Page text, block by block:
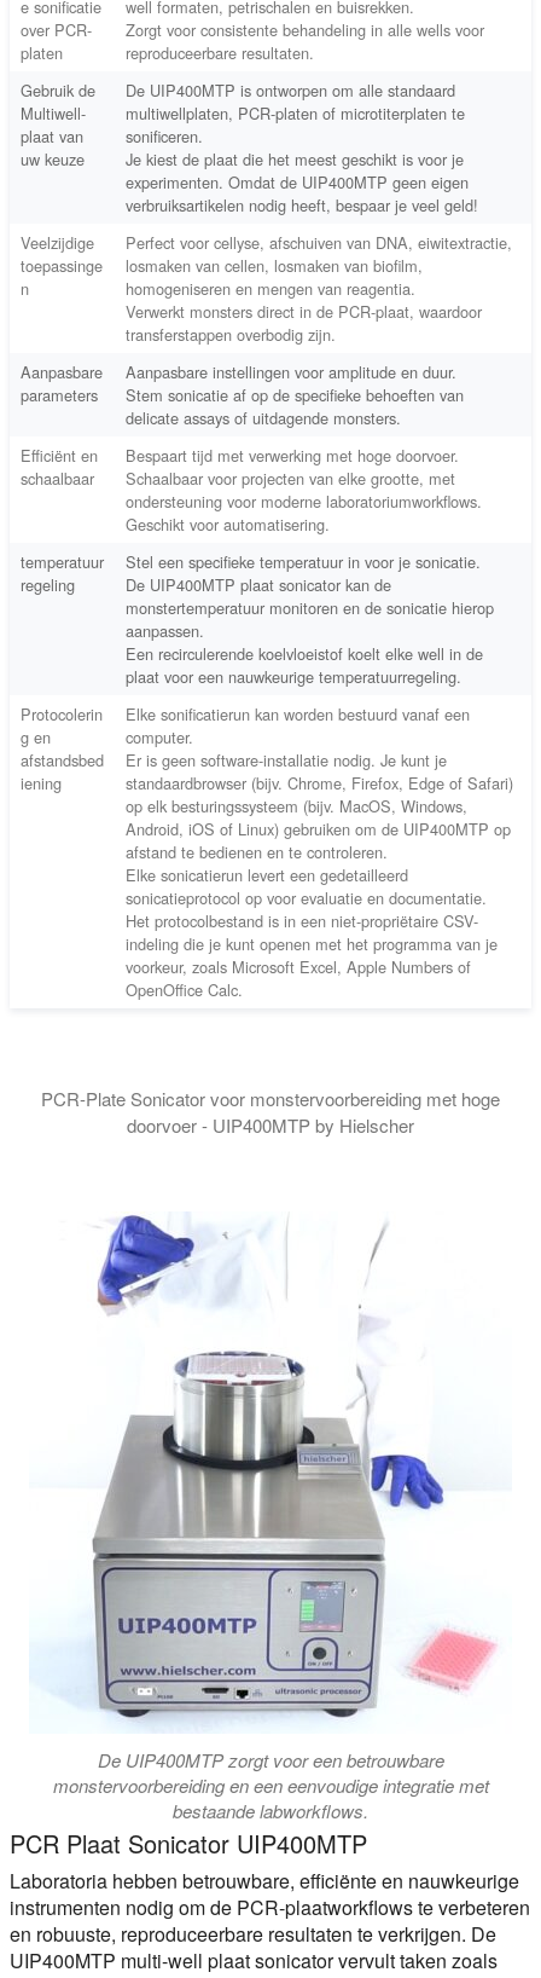
e sonificatie
over PCR-
platen
well formaten, petrischalen en buisrekken.
Zorgt voor consistente behandeling in alle wells voor
reproduceerbare resultaten.
Gebruik de
Multiwell-
plaat van
uw keuze
De UIP400MTP is ontworpen om alle standaard
multiwellplaten, PCR-platen of microtiterplaten te
sonificeren.
Je kiest de plaat die het meest geschikt is voor je
experimenten. Omdat de UIP400MTP geen eigen
verbruiksartikelen nodig heeft, bespaar je veel geld!
Veelzijdige
toepassinge
n
Perfect voor cellyse, afschuiven van DNA, eiwitextractie,
losmaken van cellen, losmaken van biofilm,
homogeniseren en mengen van reagentia.
Verwerkt monsters direct in de PCR-plaat, waardoor
transferstappen overbodig zijn.
Aanpasbare
parameters
Aanpasbare instellingen voor amplitude en duur.
Stem sonicatie af op de specifieke behoeften van
delicate assays of uitdagende monsters.
Efficiënt en
schaalbaar
Bespaart tijd met verwerking met hoge doorvoer.
Schaalbaar voor projecten van elke grootte, met
ondersteuning voor moderne laboratoriumworkflows.
Geschikt voor automatisering.
temperatuur
regeling
Stel een specifieke temperatuur in voor je sonicatie.
De UIP400MTP plaat sonicator kan de
monstertemperatuur monitoren en de sonicatie hierop
aanpassen.
Een recirculerende koelvloeistof koelt elke well in de
plaat voor een nauwkeurige temperatuurregeling.
Protocolerin
g en
afstandsbed
iening
Elke sonificatierun kan worden bestuurd vanaf een
computer.
Er is geen software-installatie nodig. Je kunt je
standaardbrowser (bijv. Chrome, Firefox, Edge of Safari)
op elk besturingssysteem (bijv. MacOS, Windows,
Android, iOS of Linux) gebruiken om de UIP400MTP op
afstand te bedienen en te controleren.
Elke sonicatierun levert een gedetailleerd
sonicatieprotocol op voor evaluatie en documentatie.
Het protocolbestand is in een niet-propriëtaire CSV-
indeling die je kunt openen met het programma van je
voorkeur, zoals Microsoft Excel, Apple Numbers of
OpenOffice Calc.
PCR-Plate Sonicator voor monstervoorbereiding met hoge
doorvoer - UIP400MTP by Hielscher
De UIP400MTP zorgt voor een betrouwbare
monstervoorbereiding en een eenvoudige integratie met
bestaande labworkflows.
PCR Plaat Sonicator UIP400MTP
Laboratoria hebben betrouwbare, efficiënte en nauwkeurige
instrumenten nodig om de PCR-plaatworkflows te verbeteren
en robuuste, reproduceerbare resultaten te verkrijgen. De
UIP400MTP multi-well plaat sonicator vervult taken zoals